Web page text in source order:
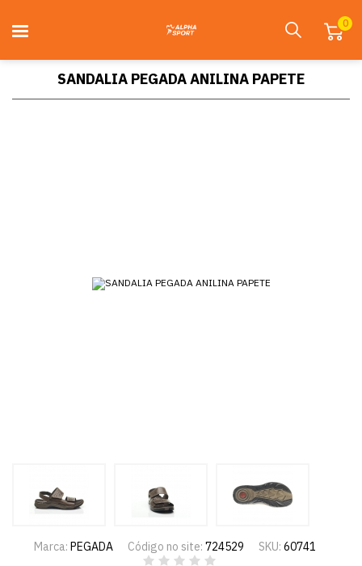
0
SANDALIA PEGADA ANILINA PAPETE
Marca: PEGADA Código no site: 724529 SKU: 60741